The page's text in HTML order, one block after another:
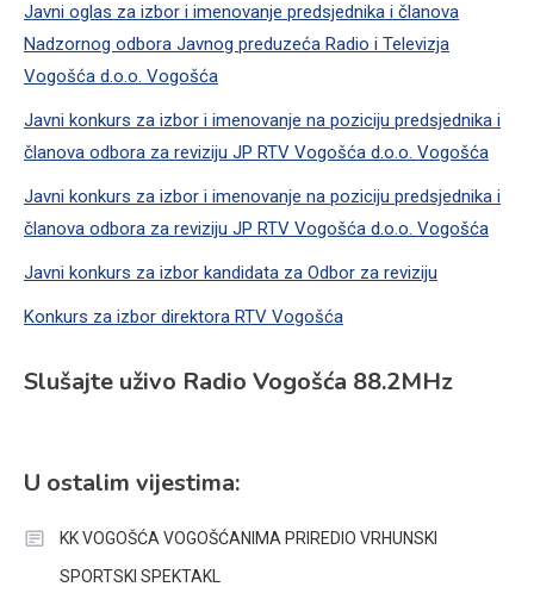
Javni oglas za izbor i imenovanje predsjednika i članova
Nadzornog odbora Javnog preduzeća Radio i Televizja
Vogošća d.o.o. Vogošća
Javni konkurs za izbor i imenovanje na poziciju predsjednika i
članova odbora za reviziju JP RTV Vogošća d.o.o. Vogošća
Javni konkurs za izbor i imenovanje na poziciju predsjednika i
članova odbora za reviziju JP RTV Vogošća d.o.o. Vogošća
Javni konkurs za izbor kandidata za Odbor za reviziju
Konkurs za izbor direktora RTV Vogošća
Slušajte uživo Radio Vogošća 88.2MHz
U ostalim vijestima:
KK VOGOŠĆA VOGOŠĆANIMA PRIREDIO VRHUNSKI
SPORTSKI SPEKTAKL